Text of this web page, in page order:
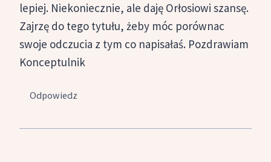
lepiej. Niekoniecznie, ale daję Orłosiowi szansę.
Zajrzę do tego tytułu, żeby móc porównac
swoje odczucia z tym co napisałaś. Pozdrawiam
Konceptulnik
Odpowiedz